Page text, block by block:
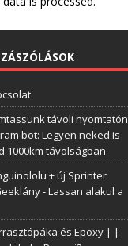
távoli nyomtatón
bot: Legyen neked is
1000km távolságban
+ új Sprinter
-Lassan alakul a
és Epoxy | |